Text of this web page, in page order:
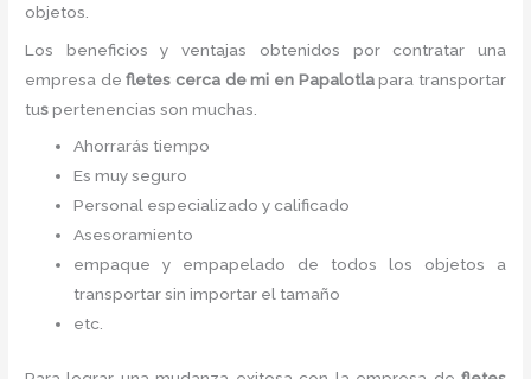
objetos.
Los beneficios y ventajas obtenidos por contratar una
empresa defletes cerca de mi en Papalotlapara transportar
tuspertenencias son muchas.
Ahorrarás tiempo
Es muy seguro
Personal especializado y calificado
Asesoramiento
empaque y empapelado de todos los objetos a
transportar sin importar el tamaño
etc.